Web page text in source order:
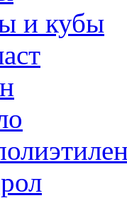
и кубы